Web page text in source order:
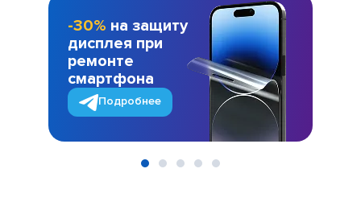
-30% на защиту
дисплея при
ремонте
смартфона
Подробнее